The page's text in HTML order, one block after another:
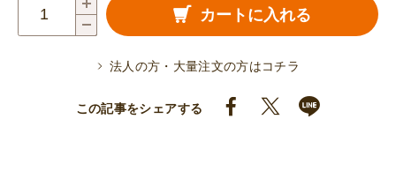
カートに入れる
法人の方・大量注文の方はコチラ
この記事をシェアする